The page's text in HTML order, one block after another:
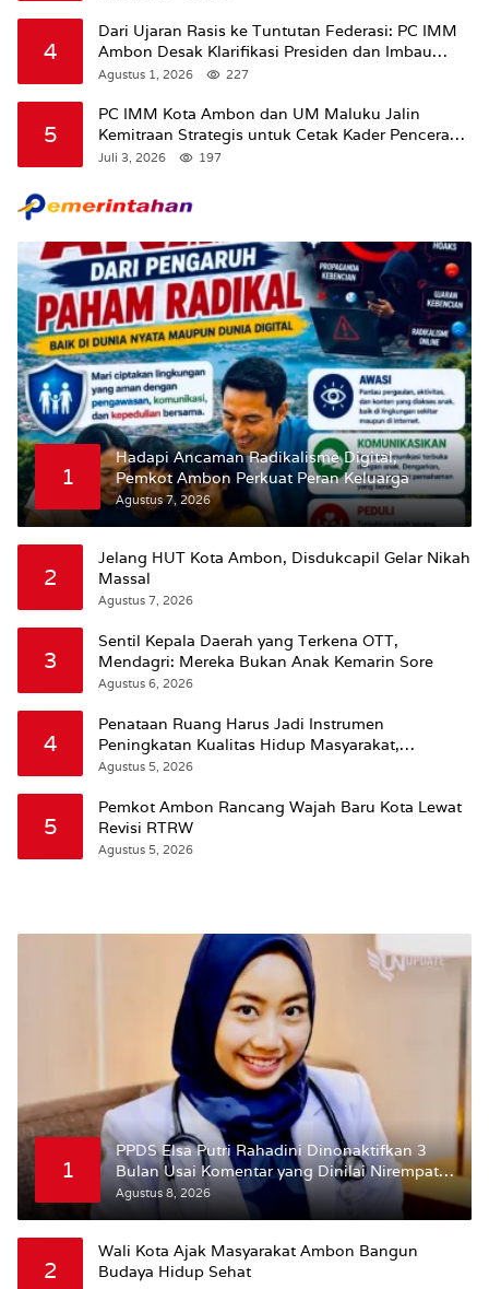
4
Dari Ujaran Rasis ke Tuntutan Federasi: PC IMM
Ambon Desak Klarifikasi Presiden dan Imbau
Tunda Pengibaran Bendera Merah Putih Di
Agustus 1, 2026 227
5
PC IMM Kota Ambon dan UM Maluku Jalin
Kemitraan Strategis untuk Cetak Kader Pencerah
Bangsa “Membangun Peradaban dari Kampus”
Juli 3, 2026 197
1
Hadapi Ancaman Radikalisme Digital,
Pemkot Ambon Perkuat Peran Keluarga
Agustus 7, 2026
2
Jelang HUT Kota Ambon, Disdukcapil Gelar Nikah
Massal
Agustus 7, 2026
3
Sentil Kepala Daerah yang Terkena OTT,
Mendagri: Mereka Bukan Anak Kemarin Sore
Agustus 6, 2026
4
Penataan Ruang Harus Jadi Instrumen
Peningkatan Kualitas Hidup Masyarakat,
Wattimena: Revisi RT-RW Ditetapkan Pemkot
Agustus 5, 2026
5
Pemkot Ambon Rancang Wajah Baru Kota Lewat
Revisi RTRW
Agustus 5, 2026
1
PPDS Elsa Putri Rahadini Dinonaktifkan 3
Bulan Usai Komentar yang Dinilai Nirempati
ke Pasien BPJS
Agustus 8, 2026
2
Wali Kota Ajak Masyarakat Ambon Bangun
Budaya Hidup Sehat